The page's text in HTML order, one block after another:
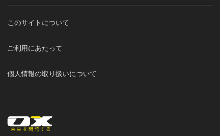
このサイトについて
ご利用にあたって
個人情報の取り扱いについて